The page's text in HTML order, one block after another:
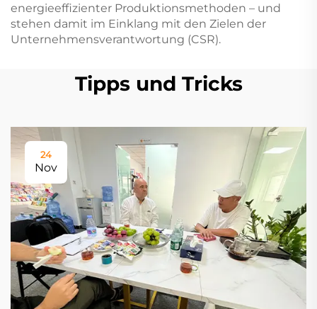
energieeffizienter Produktionsmethoden – und
stehen damit im Einklang mit den Zielen der
Unternehmensverantwortung (CSR).
Tipps und Tricks
24
Nov